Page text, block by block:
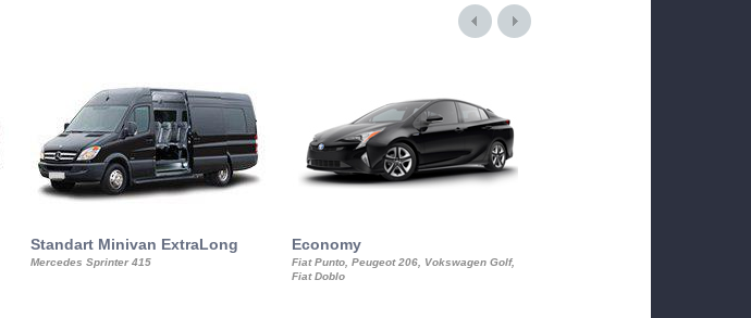
Standart Minivan ExtraLong
Mercedes Sprinter 415
Economy
Fiat Punto, Peugeot 206, Vokswagen Golf,
Fiat Doblo